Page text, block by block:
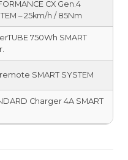
CX Gen.4
– 25km/h / 85Nm
750Wh SMART
SMART SYSTEM
Charger 4A SMART